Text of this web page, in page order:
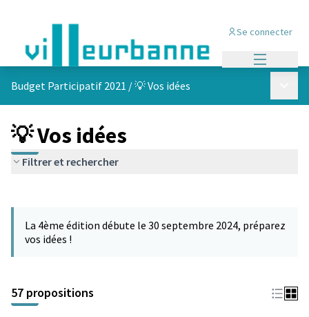
Se connecter
Budget Participatif 2021 /💡 Vos idées
💡 Vos idées
Filtrer et rechercher
La 4ème édition débute le 30 septembre 2024, préparez
vos idées !
57 propositions